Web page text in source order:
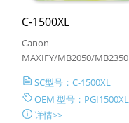
C-1500XL
Canon
MAXIFY/MB2050/MB2350
SC型号：C-1500XL
OEM 型号：PGI1500XL
详情>>